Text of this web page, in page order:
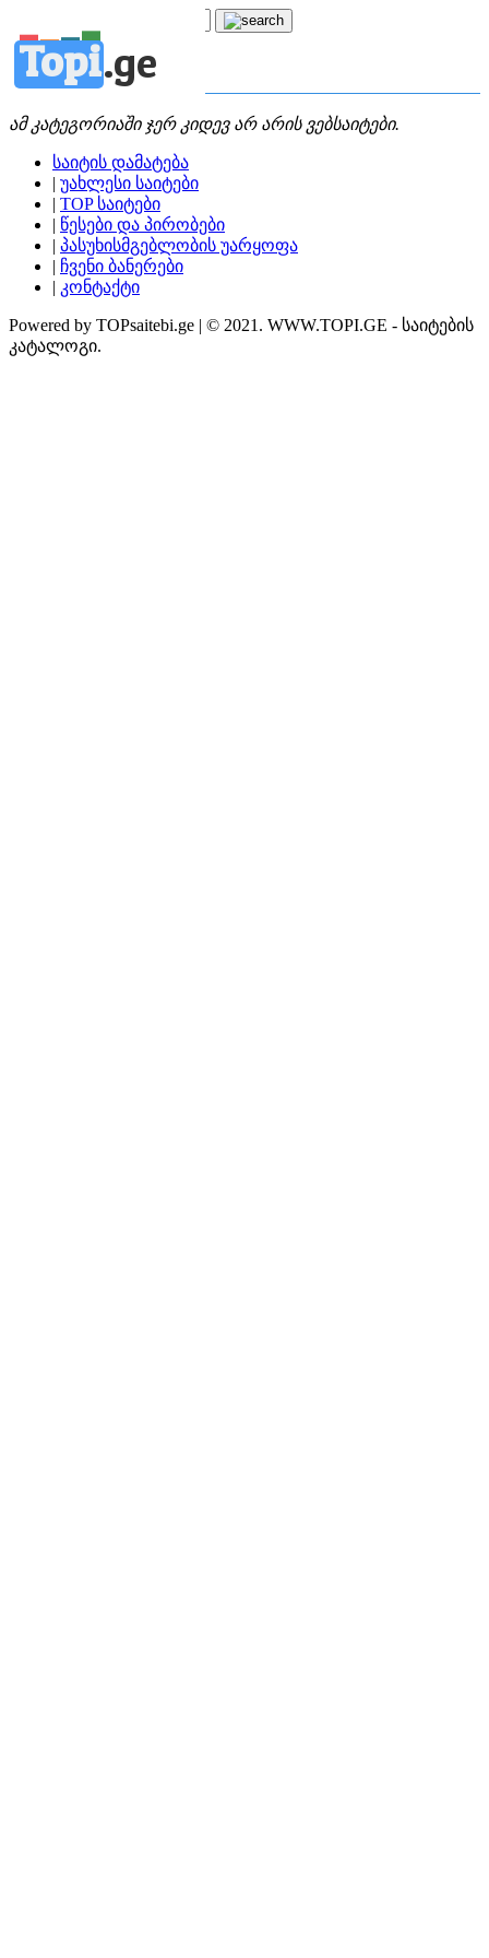
Topi.ge
კატეგორია: სურათები
ამ კატეგორიაში ჯერ კიდევ არ არის ვებსაიტები.
საიტის დამატება
| უახლესი საიტები
| TOP საიტები
| წესები და პირობები
| პასუხისმგებლობის უარყოფა
| ჩვენი ბანერები
| კონტაქტი
Powered by TOPsaitebi.ge | © 2021. WWW.TOPI.GE - საიტების
კატალოგი.